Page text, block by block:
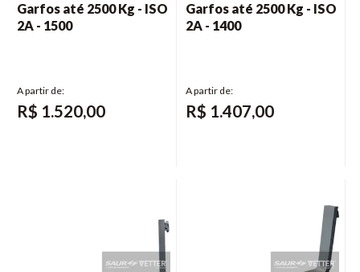
Garfos até 2500 Kg - ISO
2A - 1500
R$ 1.520,00
Garfos até 2500 Kg - ISO
2A - 1400
R$ 1.407,00